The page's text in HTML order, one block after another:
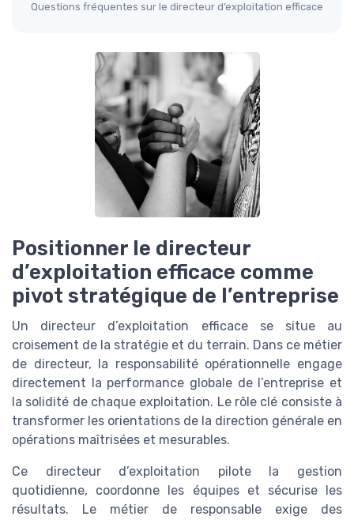
Questions fréquentes sur le directeur d’exploitation efficace
Positionner le directeur
d’exploitation efficace comme
pivot stratégique de l’entreprise
Un directeur d’exploitation efficace se situe au
croisement de la stratégie et du terrain. Dans ce métier
de directeur, la responsabilité opérationnelle engage
directement la performance globale de l’entreprise et
la solidité de chaque exploitation. Le rôle clé consiste à
transformer les orientations de la direction générale en
opérations maîtrisées et mesurables.
Ce directeur d’exploitation pilote la gestion
quotidienne, coordonne les équipes et sécurise les
résultats. Le métier de responsable exige des